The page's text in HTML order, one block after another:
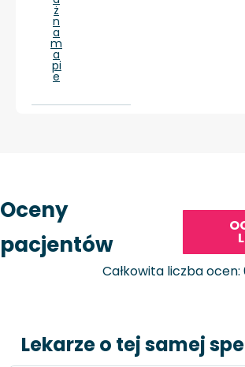
ż
n
a
m
a
pi
e
Oceny
pacjentów
Całkowita liczba ocen:
Lekarze o tej samej